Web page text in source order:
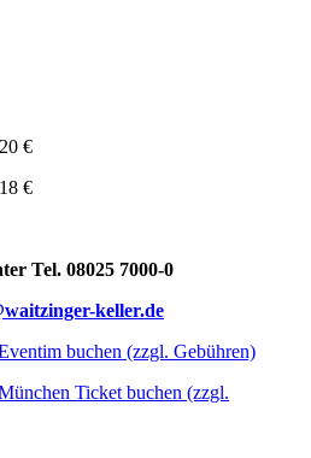
€
€
Tel. 08025 7000-0
keller.de
buchen (zzgl. Gebühren)
Ticket buchen (zzgl.